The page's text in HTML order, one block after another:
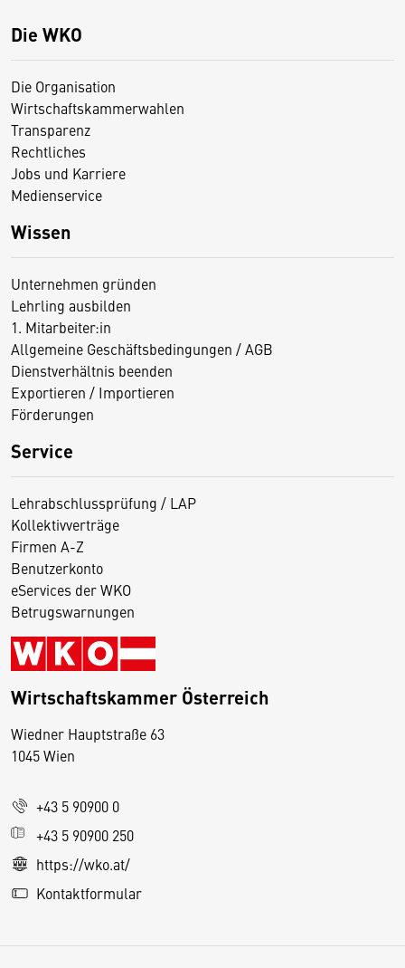
Die WKO
Die Organisation
Wirtschaftskammerwahlen
Transparenz
Rechtliches
Jobs und Karriere
Medienservice
Wissen
Unternehmen gründen
Lehrling ausbilden
1. Mitarbeiter:in
Allgemeine Geschäftsbedingungen / AGB
Dienstverhältnis beenden
Exportieren / Importieren
Förderungen
Service
Lehrabschlussprüfung / LAP
Kollektivverträge
Firmen A-Z
Benutzerkonto
eServices der WKO
Betrugswarnungen
Wirtschaftskammer Österreich
Wiedner Hauptstraße 63
1045 Wien
+43 5 90900 0
+43 5 90900 250
https://wko.at/
Kontaktformular
D
s
e
S
e